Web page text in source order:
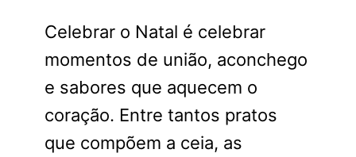
Celebrar o Natal é celebrar
momentos de união, aconchego
e sabores que aquecem o
coração. Entre tantos pratos
que compõem a ceia, as